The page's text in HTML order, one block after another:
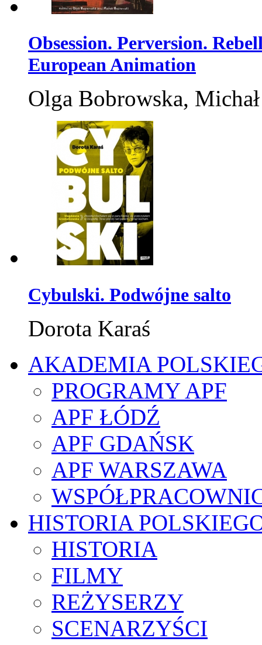
Obsession. Perversion.
European Animation
Olga Bobrowska,
Cybulski. Podwójne salto
Dorota Karaś
AKADEMIA
PROGRAMY APF
APF ŁÓDŹ
APF GDAŃSK
APF WARSZAWA
HISTORIA
HISTORIA
FILMY
REŻYSERZY
SCENARZYŚCI